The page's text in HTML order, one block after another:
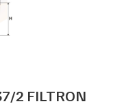
2 FILTRON